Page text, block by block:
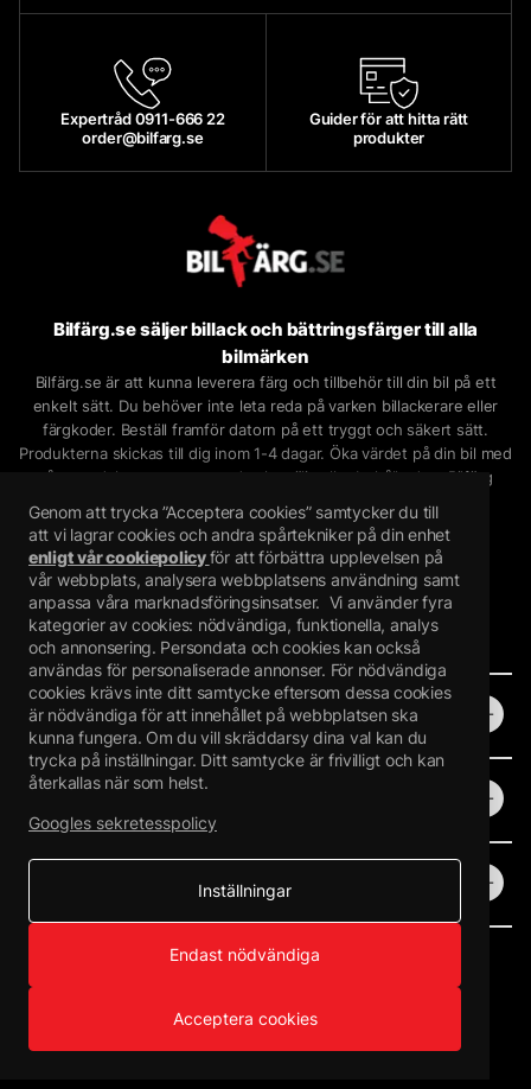
Expertråd 0911-666 22
order@bilfarg.se
Guider för att hitta rätt
produkter
Bilfärg.se säljer billack och bättringsfärger till alla
bilmärken
Bilfärg.se är att kunna leverera färg och tillbehör till din bil på ett
enkelt sätt. Du behöver inte leta reda på varken billackerare eller
färgkoder. Beställ framför datorn på ett tryggt och säkert sätt.
Produkterna skickas till dig inom 1-4 dagar. Öka värdet på din bil med
våra produkter oavsett om du ska sälja eller behålla den. Bilfärg
bättringsfärgpå nätet.
Bilfärgsspecialisten i Piteå AB
Mejselvägen 24, 943 36 Öjebyn
Orgnr: 559272-7407
Butik
Information
Integritetspolicy
© 2026 Bilfärg.se.- Alla rättigheter reserverade.
Genom att trycka ”Acceptera cookies” samtycker du till
att vi lagrar cookies och andra spårtekniker på din enhet
enligt vår cookiepolicyför att förbättra upplevelsen på
vår webbplats, analysera webbplatsens användning samt
anpassa våra marknadsföringsinsatser. Vi använder fyra
kategorier av cookies: nödvändiga, funktionella, analys
och annonsering. Persondata och cookies kan också
användas för personaliserade annonser. För nödvändiga
cookies krävs inte ditt samtycke eftersom dessa cookies
är nödvändiga för att innehållet på webbplatsen ska
kunna fungera. Om du vill skräddarsy dina val kan du
trycka på inställningar. Ditt samtycke är frivilligt och kan
återkallas när som helst.
Googles sekretesspolicy
Inställningar
Endast nödvändiga
Acceptera cookies